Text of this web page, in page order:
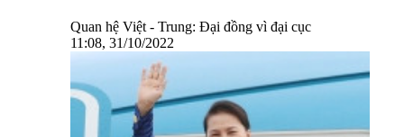
Quan hệ Việt - Trung: Đại đồng vì đại cục
11:08, 31/10/2022